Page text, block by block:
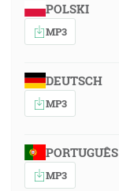
POLSKI
MP3
DEUTSCH
MP3
PORTUGUÊS
MP3